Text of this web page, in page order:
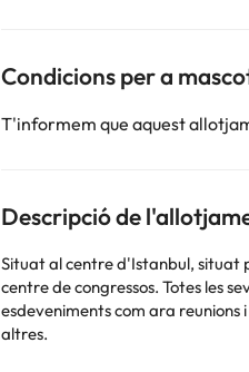
Condicions per a
T'informem que aquest
Descripció de
Situat al centre d'Istanbul, situat
centre de congressos. Totes les
esdeveniments com ara reunions
altres.